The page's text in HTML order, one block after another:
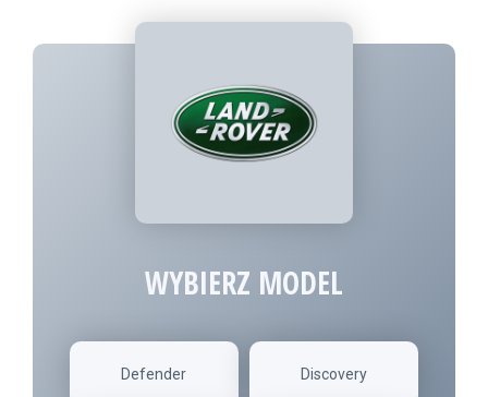
WYBIERZ MODEL
Defender Discovery